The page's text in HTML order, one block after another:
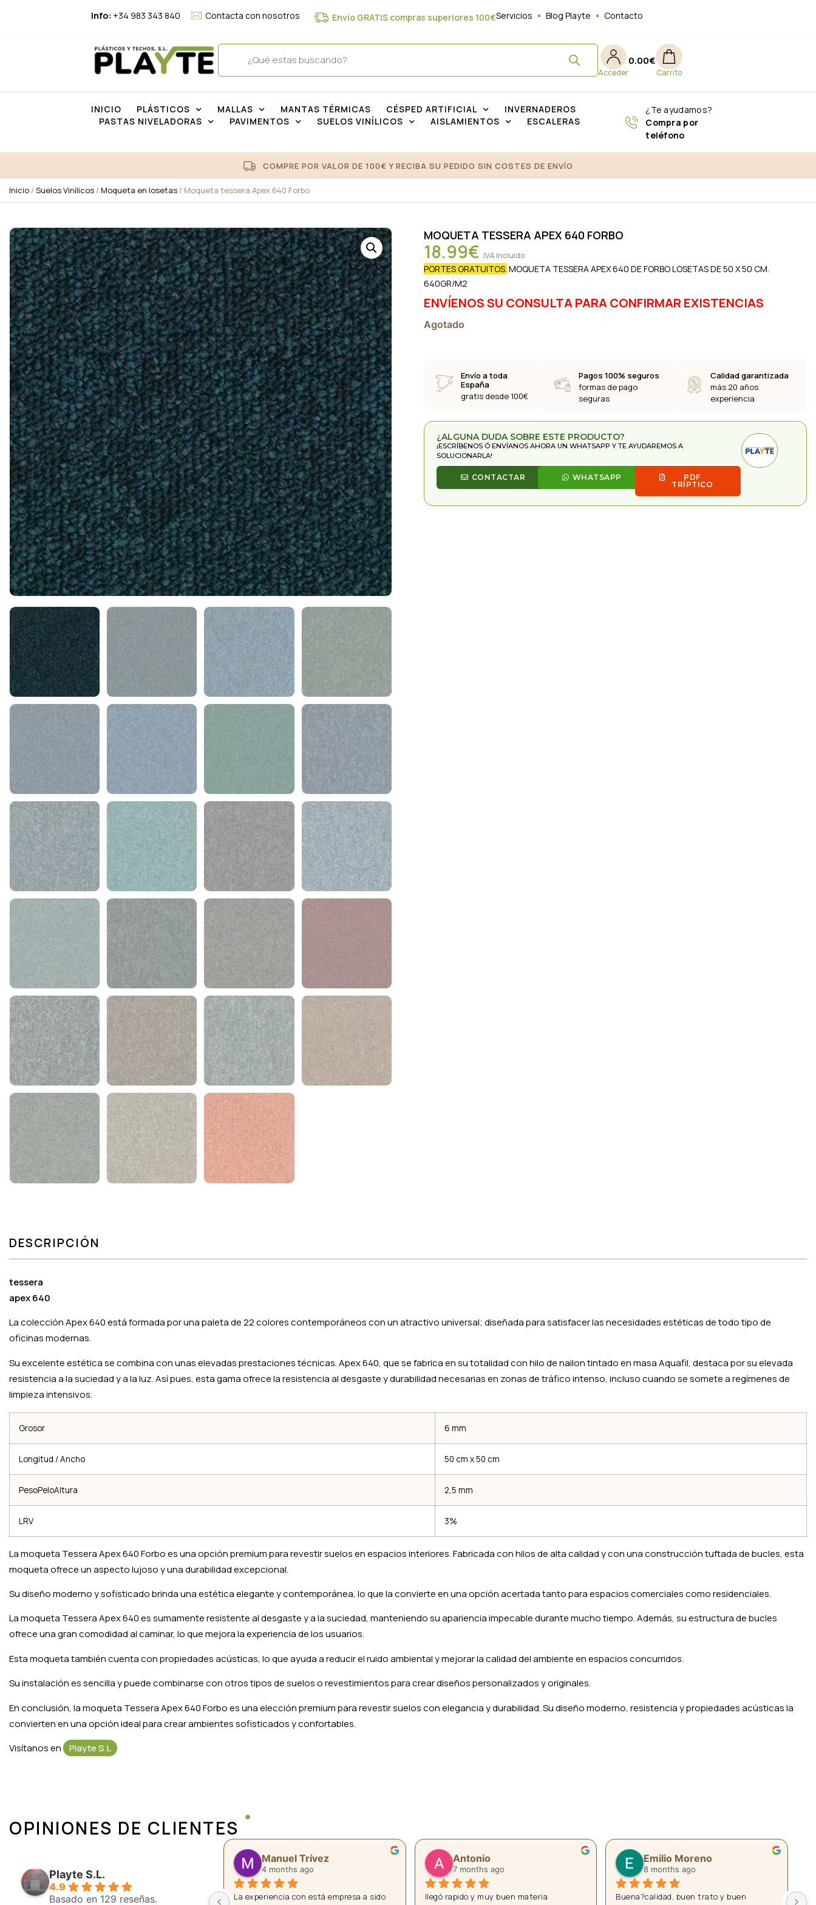
Info: +34 983 343 840 Contacta con nosotros Envío GRATIS compras superiores 100€Servicios Blog Playte Contacto
0.00€
INICIO PLÁSTICOS MALLAS MANTAS TÉRMICAS CÉSPED ARTIFICIAL
INVERNADEROS
PASTAS NIVELADORAS
PAVIMENTOS SUELOS VINÍLICOS AISLAMIENTOS ESCALERAS
¿Te ayudamos?
Compra por
teléfono
COMPRE POR VALOR DE 100€ Y RECIBA SU PEDIDO SIN COSTES DE ENVÍO
Inicio / Suelos Vinílicos / Moqueta en losetas / Moqueta tessera Apex 640 Forbo
MOQUETA TESSERA APEX 640 FORBO
18.99€ IVA incluido
PORTES GRATUITOS. MOQUETA TESSERA APEX 640 DE FORBOLOSETAS DE 50 X 50 CM.
640GR/M2
ENVÍENOS SU CONSULTA PARA CONFIRMAR EXISTENCIAS
Agotado
Envío a toda
España
gratis desde 100€
Pagos 100% seguros
formas de pago
seguras
Calidad garantizada
más 20 años
experiencia
¿ALGUNA DUDA SOBRE ESTE PRODUCTO?
¡ESCRÍBENOS Ó ENVÍANOS AHORA UN WHATSAPP Y TE AYUDAREMOS A
SOLUCIONARLA!
CONTACTAR WHATSAPP
PDF
TRÍPTICO
DESCRIPCIÓN
tessera
apex 640
La colección Apex 640 está formada por una paleta de 22 colores contemporáneos con un atractivo universal; diseñada para satisfacer las necesidades estéticas de todo tipo de
oficinas modernas.
Su excelente estética se combina con unas elevadas prestaciones técnicas. Apex 640, que se fabrica en su totalidad con hilo de nailon tintado en masa Aquafil, destaca por su elevada
resistencia a la suciedad y a la luz. Así pues, esta gama ofrece la resistencia al desgaste y durabilidad necesarias en zonas de tráfico intenso, incluso cuando se somete a regímenes de
limpieza intensivos.
Grosor 6 mm
Longitud / Ancho 50 cm x 50 cm
PesoPeloAltura 2,5 mm
LRV 3%
La moqueta Tessera Apex 640 Forbo es una opción premium para revestir suelos en espacios interiores. Fabricada con hilos de alta calidad y con una construcción tuftada de bucles, esta
moqueta ofrece un aspecto lujoso y una durabilidad excepcional.
Su diseño moderno y sofisticado brinda una estética elegante y contemporánea, lo que la convierte en una opción acertada tanto para espacios comerciales como residenciales.
La moqueta Tessera Apex 640 es sumamente resistente al desgaste y a la suciedad, manteniendo su apariencia impecable durante mucho tiempo. Además, su estructura de bucles
ofrece una gran comodidad al caminar, lo que mejora la experiencia de los usuarios.
Esta moqueta también cuenta con propiedades acústicas, lo que ayuda a reducir el ruido ambiental y mejorar la calidad del ambiente en espacios concurridos.
Su instalación es sencilla y puede combinarse con otros tipos de suelos o revestimientos para crear diseños personalizados y originales.
En conclusión, la moqueta Tessera Apex 640 Forbo es una elección premium para revestir suelos con elegancia y durabilidad. Su diseño moderno, resistencia y propiedades acústicas la
convierten en una opción ideal para crear ambientes sofisticados y confortables.
Visítanos en
Playte S.L
OPINIONES DE CLIENTES
Playte S.L.
4.9
Basado en 129 reseñas.
8 months ago
Buena?calidad, buen trato y buen
Cristian SP
8 months ago
He comprado dos veces en Playte, y la
M RV
8 months ago
Estupendos. Todas las dudas aclaradas
Mis Regalos con Fotos
9 months ago
No solo tienen una gran variedad de